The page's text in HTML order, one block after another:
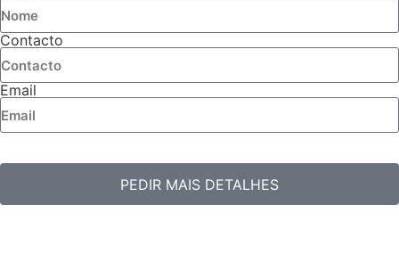
Contacto
Email
PEDIR MAIS DETALHES